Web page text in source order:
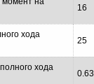
16
хода
25
хода
0.63